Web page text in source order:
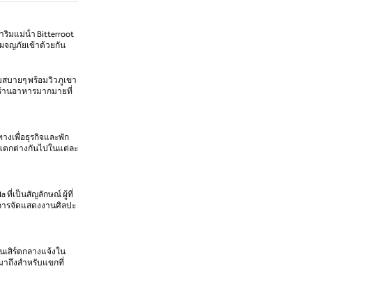
ริมแม่น้ํา Bitterroot
จญภัยเข้าด้วยกัน
บายๆ พร้อมวิวภูเขา
านอาหารมากมายที่
งเพื่อธุรกิจและพัก
ตกต่างกันไปในแต่ละ
ที่เป็นสัญลักษณ์ ผู้ที่
รจัดแสดงงานศิลปะ
สิร์ตกลางแจ้งใน
าถึงสําหรับแขกที่